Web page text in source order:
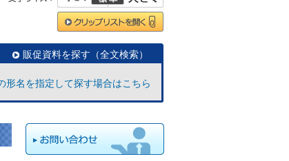
販促資料を探す（全文検索）
形名を指定して探す場合はこちら